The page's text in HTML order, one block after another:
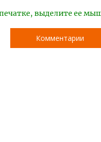
выделите ее
Комментарии